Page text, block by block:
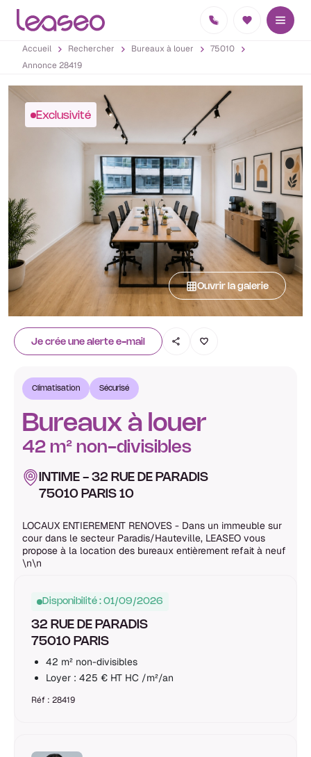
Accueil Rechercher Bureaux à louer
75010
Annonce 28419
Exclusivité
Ouvrir la galerie
Je crée une alerte e-mail
Climatisation Sécurisé
Bureaux à louer
42 m² non-divisibles
INTIME - 32 RUE DE PARADIS
75010 PARIS 10
LOCAUX ENTIEREMENT RENOVES - Dans un immeuble sur
cour dans le secteur Paradis/Hauteville, LEASEO vous
propose à la location des bureaux entièrement refait à neuf
\n\n
Disponibilité : 01/09/2026
32 RUE DE PARADIS
75010 PARIS
42 m² non-divisibles
Loyer : 425 € HT HC /m²/an
Réf : 28419